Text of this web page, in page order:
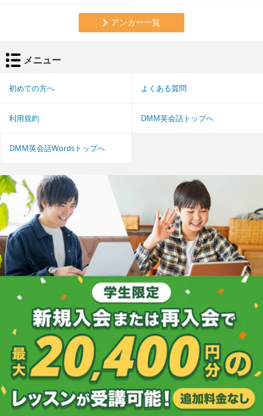
アンカー一覧
メニュー
初めての方へ よくある質問
利用規約 DMM英会話トップへ
DMM英会話Wordsトップへ